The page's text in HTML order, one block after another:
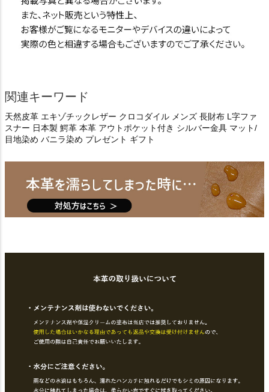
関連キーワード
天然皮革 エキゾチックレザー クロコダイル メンズ 長財布 L字ファ
スナー 日本製 鰐革 本革 アウトポケット付き シルバー金具 マット/
目地染め バニラ染め プレゼント ギフト